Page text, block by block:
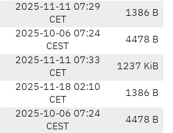
2025-11-11 07:29
CET
1386 B
2025-10-06 07:24
CEST
4478 B
2025-11-11 07:33
CET
1237 KiB
2025-11-18 02:10
CET
1386 B
2025-10-06 07:24
CEST
4478 B